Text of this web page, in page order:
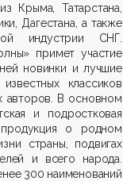
Крыма, Татарстана,
Дагестана, а также
индустрии СНГ.
примет участие
новинки и лучшие
классиков
авторов. В основном
и подростковая
продукция о родном
страны, подвигах
и всего народа.
300 наименований